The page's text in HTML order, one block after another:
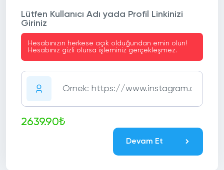
Lütfen Kullanıcı Adı yada Profil Linkinizi
Giriniz
Hesabınızın herkese açık olduğundan emin olun!
Hesabınız gizli olursa işleminiz gerçekleşmez.
2639.90₺
Devam Et